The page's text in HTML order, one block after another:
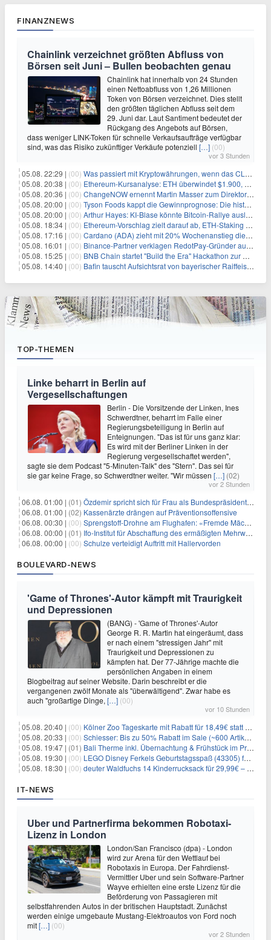
FINANZNEWS
Chainlink verzeichnet größten Abfluss von
Börsen seit Juni – Bullen beobachten genau
Chainlink hat innerhalb von 24 Stunden
einen Nettoabfluss von 1,26 Millionen
Token von Börsen verzeichnet. Dies stellt
den größten täglichen Abfluss seit dem
29. Juni dar. Laut Santiment bedeutet der
Rückgang des Angebots auf Börsen,
dass weniger LINK-Token für schnelle Verkaufsaufträge verfügbar
sind, was das Risiko zukünftiger Verkäufe potenziell […] (00)
vor 3 Stunden
05.08. 22:29 | (00) Was passiert mit Kryptowährungen, wenn das CLARITY-Gesetz diese Woche scheitert? Hougan erklärt
05.08. 20:38 | (00) Ethereum-Kursanalyse: ETH überwindet $1.900, aber größere Herausforderungen stehen bevor
05.08. 20:36 | (00) ChangeNOW ernennt Martin Masser zum Direktor für strategische Partnerschaften
05.08. 20:00 | (00) Tyson Foods kappt die Gewinnprognose: Die historische Rinderkrise will einfach nicht enden
05.08. 20:00 | (00) Arthur Hayes: KI-Blase könnte Bitcoin-Rallye auslösen
05.08. 18:34 | (00) Ethereum-Vorschlag zielt darauf ab, ETH-Staking auf 50 % der Gesamtmenge zu begrenzen
05.08. 17:16 | (00) Cardano (ADA) zieht mit 20% Wochenanstieg die Aufmerksamkeit der Händler auf sich
05.08. 16:01 | (00) Binance-Partner verklagen RedotPay-Gründer auf fast $473 Millionen
05.08. 15:25 | (00) BNB Chain startet "Build the Era" Hackathon zur Entwicklung des offiziellen BNB Agent Studio Marktplatzes
05.08. 14:40 | (00) Bafin tauscht Aufsichtsrat von bayerischer Raiffeisenbank aus
TOP-THEMEN
Linke beharrt in Berlin auf
Vergesellschaftungen
Berlin - Die Vorsitzende der Linken, Ines
Schwerdtner, beharrt im Falle einer
Regierungsbeteiligung in Berlin auf
Enteignungen. "Das ist für uns ganz klar:
Es wird mit der Berliner Linken in der
Regierung vergesellschaftet werden",
sagte sie dem Podcast "5-Minuten-Talk" des "Stern". Das sei für
sie gar keine Frage, so Schwerdtner weiter. "Wir müssen […] (02)
vor 2 Stunden
06.08. 01:00 | (01) Özdemir spricht sich für Frau als Bundespräsidentin aus
06.08. 01:00 | (02) Kassenärzte drängen auf Präventionsoffensive
06.08. 00:30 | (00) Sprengstoff-Drohne am Flughafen: «Fremde Mächte» am Werk?
06.08. 00:00 | (01) Ifo-Institut für Abschaffung des ermäßigten Mehrwertsteuersatzes
06.08. 00:00 | (00) Schulze verteidigt Auftritt mit Hallervorden
BOULEVARD-NEWS
'Game of Thrones'-Autor kämpft mit Traurigkeit
und Depressionen
(BANG) - 'Game of Thrones'-Autor
George R. R. Martin hat eingeräumt, dass
er nach einem "stressigen Jahr" mit
Traurigkeit und Depressionen zu
kämpfen hat. Der 77-Jährige machte die
persönlichen Angaben in einem
Blogbeitrag auf seiner Website. Darin beschreibt er die
vergangenen zwölf Monate als "überwältigend". Zwar habe es
auch "großartige Dinge, […] (00)
vor 10 Stunden
05.08. 20:40 | (00) Kölner Zoo Tageskarte mit Rabatt für 18,49€ statt 29,50€ – einlösbar bis Dezember
05.08. 20:33 | (00) Schiesser: Bis zu 50% Rabatt im Sale (~600 Artikel zur Auswahl)
05.08. 19:47 | (01) Bali Therme inkl. Übernachtung & Frühstück im Premium Hotel (Bad Oeynhausen) ab 89€ p.P.
05.08. 19:30 | (00) LEGO Disney Ferkels Geburtstagsspaß (43305) für 29,10€
05.08. 18:30 | (00) deuter Waldfuchs 14 Kinderrucksack für 29,99€ – Amber-maple
IT-NEWS
Uber und Partnerfirma bekommen Robotaxi-
Lizenz in London
London/San Francisco (dpa) - London
wird zur Arena für den Wettlauf bei
Robotaxis in Europa. Der Fahrdienst-
Vermittler Uber und sein Software-Partner
Wayve erhielten eine erste Lizenz für die
Beförderung von Passagieren mit
selbstfahrenden Autos in der britischen Hauptstadt. Zunächst
werden einige umgebaute Mustang-Elektroautos von Ford noch
mit[…] (00)
vor 2 Stunden